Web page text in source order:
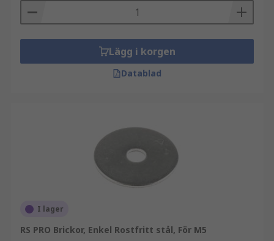
Lägg i korgen
Datablad
I lager
RS PRO Brickor, Enkel Rostfritt stål, För M5